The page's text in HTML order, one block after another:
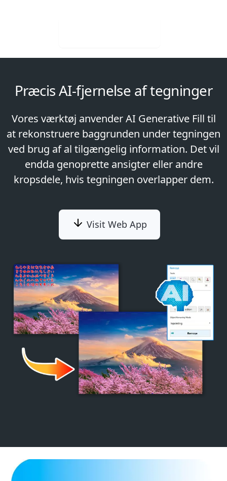
Præcis AI-fjernelse af tegninger
Vores værktøj anvender AI Generative Fill til
at rekonstruere baggrunden under tegningen
ved brug af al tilgængelig information. Det vil
endda genoprette ansigter eller andre
kropsdele, hvis tegningen overlapper dem.
Visit Web App